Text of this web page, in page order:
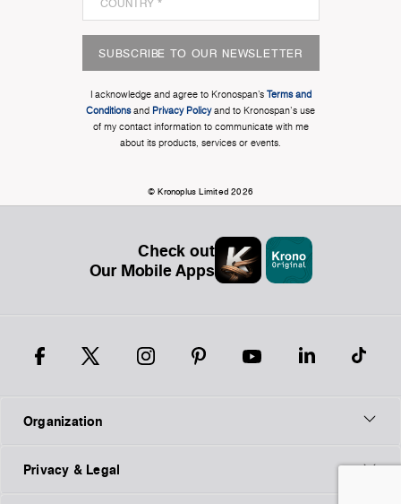
SUBSCRIBE TO OUR NEWSLETTER
I acknowledge and agree to Kronospan’s Terms and
Conditionsand Privacy Policyand to Kronospan's use
of my contact information to communicate with me
about its products, services or events.
© Kronoplus Limited 2026
Check out
Our Mobile Apps
Organization
Privacy & Legal